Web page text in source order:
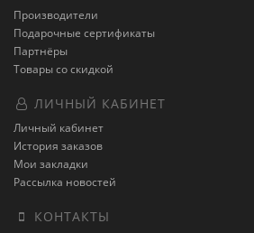
Производители
Подарочные сертификаты
Партнёры
Товары со скидкой
ЛИЧНЫЙ КАБИНЕТ
Личный кабинет
История заказов
Мои закладки
Рассылка новостей
КОНТАКТЫ